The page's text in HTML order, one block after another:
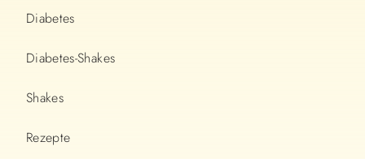
Diabetes
Diabetes-Shakes
Shakes
Rezepte